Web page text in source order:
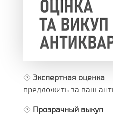
⯑ Экспертная оценка
предложить за ваш
⯑ Прозрачный выкуп –